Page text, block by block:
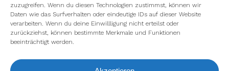
zuzugreifen. Wenn du diesen Technologien zustimmst, können wir
Daten wie das Surfverhalten oder eindeutige IDs auf dieser Website
verarbeiten. Wenn du deine Einwillligung nicht erteilst oder
zurückziehst, können bestimmte Merkmale und Funktionen
beeinträchtigt werden.
facebook youtube instagram spotify twitch